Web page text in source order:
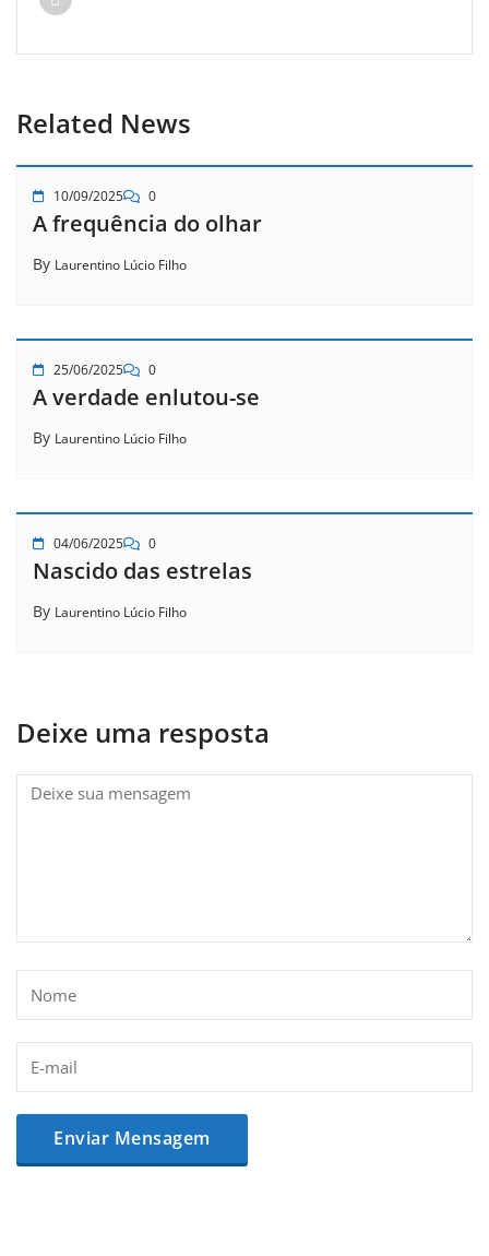
Related News
10/09/2025 0
A frequência do olhar
By Laurentino Lúcio Filho
25/06/2025 0
A verdade enlutou-se
By Laurentino Lúcio Filho
04/06/2025 0
Nascido das estrelas
By Laurentino Lúcio Filho
Deixe uma resposta